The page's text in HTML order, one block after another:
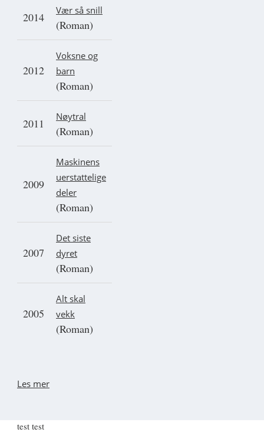
2014 Vær så snill
(Roman)
2012
Voksne og
barn
(Roman)
2011 Nøytral
(Roman)
2009
Maskinens
uerstattelige
deler
(Roman)
2007
Det siste
dyret
(Roman)
2005
Alt skal
vekk
(Roman)
Les mer
test test